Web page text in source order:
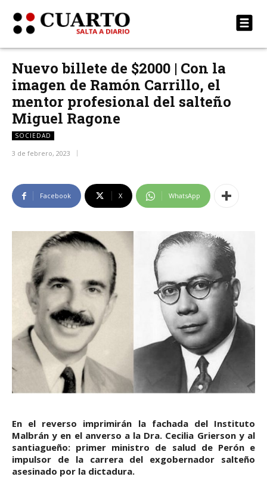
Nuevo billete de $2000 | Con la
imagen de Ramón Carrillo, el
mentor profesional del salteño
Miguel Ragone
SOCIEDAD
3 de febrero, 2023
Facebook X WhatsApp
En el reverso imprimirán la fachada del Instituto
Malbrán y en el anverso a la Dra. Cecilia Grierson y al
santiagueño: primer ministro de salud de Perón e
impulsor de la carrera del exgobernador salteño
asesinado por la dictadura.